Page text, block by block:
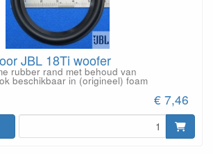
JBL 18Ti woofer
rubber rand met behoud van
beschikbaar in (origineel) foam
€ 7,46